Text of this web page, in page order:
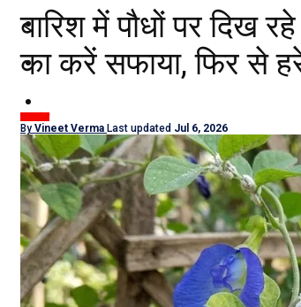
उत्तर प्रदेश
नोएडा
राजनीति
कारोबार
खेल
मनोरंजन
शिक्षा
बारिश में पौधों पर दिख
का करें सफाया, फिर से
By Vineet Verma Last updated Jul 6, 2026